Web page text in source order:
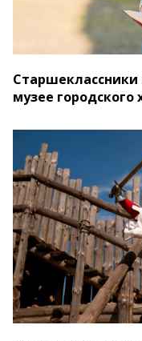
музее городского